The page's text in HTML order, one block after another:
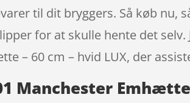
til dit bryggers. Så køb nu,
for at skulle hente det
– 60 cm – hvid LUX, der
Manchester